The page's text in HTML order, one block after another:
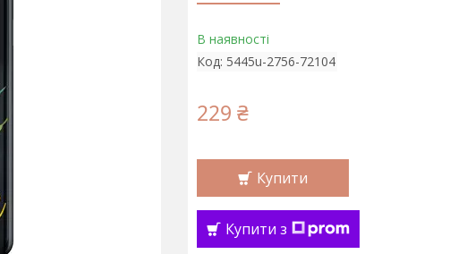
В наявності
Код: 5445u-2756-72104
229 ₴
Купити
Купити з